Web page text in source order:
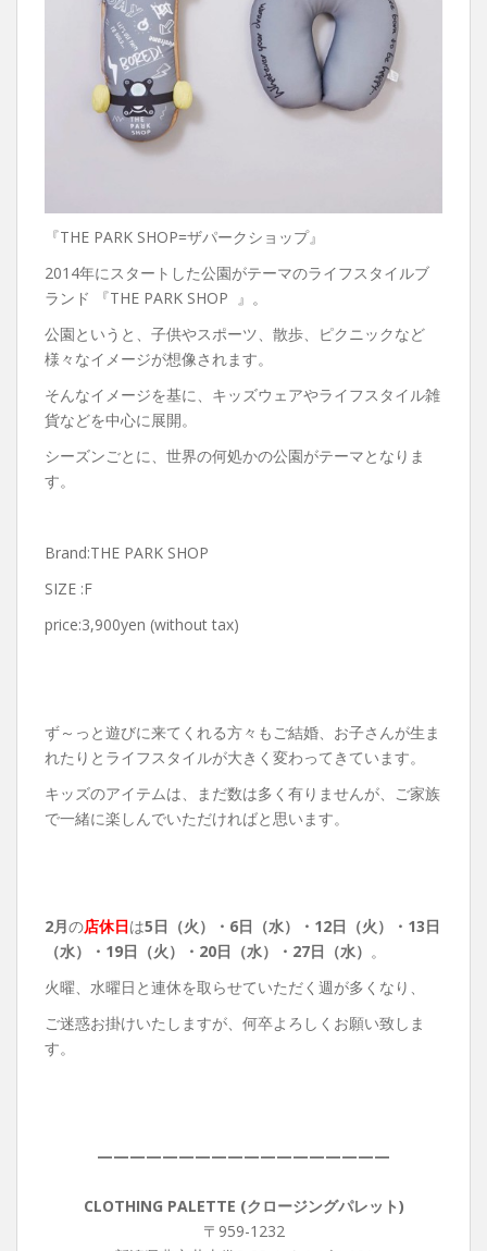
『THE PARK SHOP=ザパークショップ』
2014年にスタートした公園がテーマのライフスタイルブ
ランド 『THE PARK SHOP 』。
公園というと、子供やスポーツ、散歩、ピクニックなど
様々なイメージが想像されます。
そんなイメージを基に、キッズウェアやライフスタイル雑
貨などを中心に展開。
シーズンごとに、世界の何処かの公園がテーマとなりま
す。
Brand:THE PARK SHOP
SIZE :F
price:3,900yen (without tax)
ず～っと遊びに来てくれる方々もご結婚、お子さんが生ま
れたりとライフスタイルが大きく変わってきています。
キッズのアイテムは、まだ数は多く有りませんが、ご家族
で一緒に楽しんでいただければと思います。
2月の店休日は5日（火）・6日（水）・12日（火）・13日
（水）・19日（火）・20日（水）・27日（水） 。
火曜、水曜日と連休を取らせていただく週が多くなり、
ご迷惑お掛けいたしますが、何卒よろしくお願い致しま
す。
——————————————————
CLOTHING PALETTE (クロージングパレット)
〒959-1232